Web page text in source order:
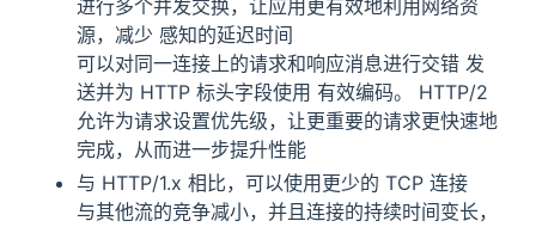
进行多个并发交换，让应用更有效地利用网络资
源，减少 感知的延迟时间
可以对同一连接上的请求和响应消息进行交错 发
送并为 HTTP 标头字段使用 有效编码。 HTTP/2
允许为请求设置优先级，让更重要的请求更快速地
完成，从而进一步提升性能
与 HTTP/1.x 相比，可以使用更少的 TCP 连接
与其他流的竞争减小，并且连接的持续时间变长，